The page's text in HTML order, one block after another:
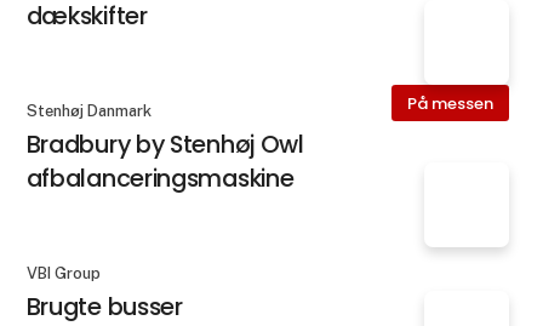
dækskifter
På messen
Stenhøj Danmark
Bradbury by Stenhøj Owl
afbalanceringsmaskine
VBI Group
Brugte busser